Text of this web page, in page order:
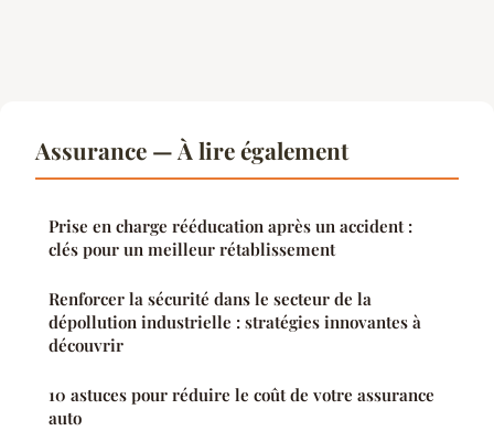
Assurance — À lire également
Prise en charge rééducation après un accident :
clés pour un meilleur rétablissement
Renforcer la sécurité dans le secteur de la
dépollution industrielle : stratégies innovantes à
découvrir
10 astuces pour réduire le coût de votre assurance
auto